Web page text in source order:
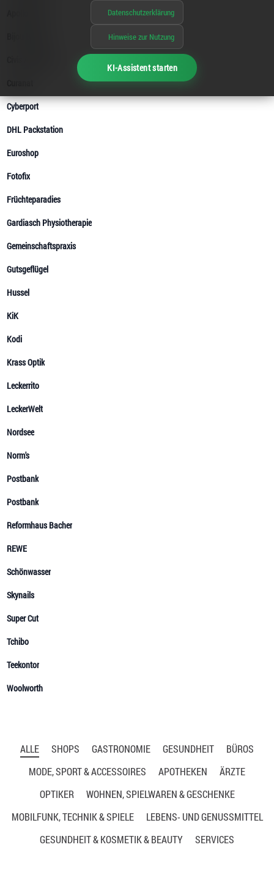
Datenschutzerklärung
Hinweise zur Nutzung
KI-Assistent starten
ALLE SHOPS GASTRONOMIE GESUNDHEIT
BÜROS
MODE, SPORT & ACCESSOIRES
APOTHEKEN
ÄRZTE
OPTIKER
WOHNEN, SPIELWAREN & GESCHENKE
MOBILFUNK, TECHNIK & SPIELE
LEBENS- UND GENUSSMITTEL
GESUNDHEIT & KOSMETIK & BEAUTY
SERVICES